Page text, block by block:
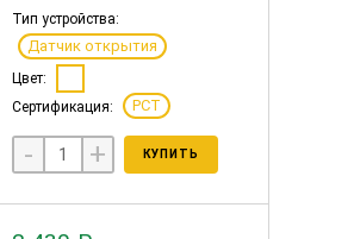
Тип устройства:
Датчик открытия
Цвет:
Сертификация:
РСТ
- + КУПИТЬ